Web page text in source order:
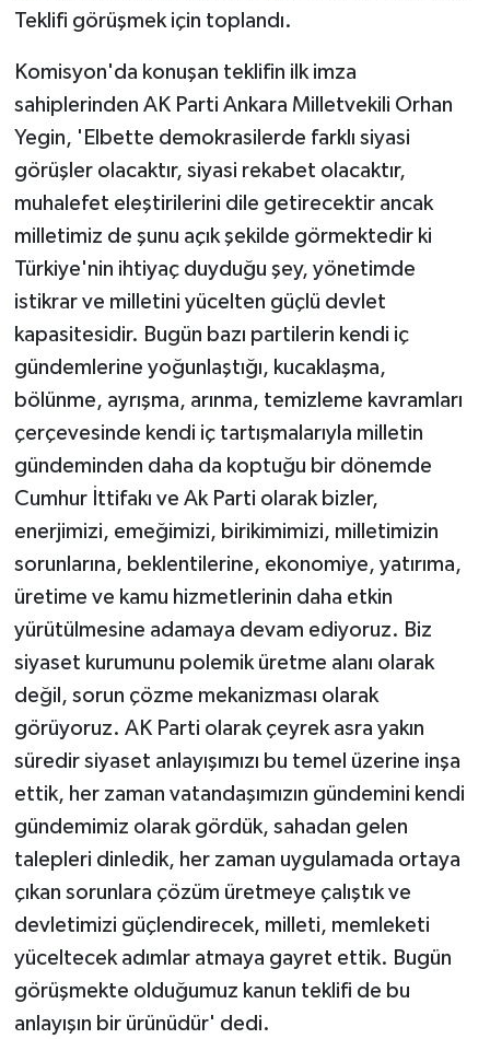
Teklifi görüşmek için toplandı.
Komisyon'da konuşan teklifin ilk imza
sahiplerinden AK Parti Ankara Milletvekili Orhan
Yegin, 'Elbette demokrasilerde farklı siyasi
görüşler olacaktır, siyasi rekabet olacaktır,
muhalefet eleştirilerini dile getirecektir ancak
milletimiz de şunu açık şekilde görmektedir ki
Türkiye'nin ihtiyaç duyduğu şey, yönetimde
istikrar ve milletini yücelten güçlü devlet
kapasitesidir. Bugün bazı partilerin kendi iç
gündemlerine yoğunlaştığı, kucaklaşma,
bölünme, ayrışma, arınma, temizleme kavramları
çerçevesinde kendi iç tartışmalarıyla milletin
gündeminden daha da koptuğu bir dönemde
Cumhur İttifakı ve Ak Parti olarak bizler,
enerjimizi, emeğimizi, birikimimizi, milletimizin
sorunlarına, beklentilerine, ekonomiye, yatırıma,
üretime ve kamu hizmetlerinin daha etkin
yürütülmesine adamaya devam ediyoruz. Biz
siyaset kurumunu polemik üretme alanı olarak
değil, sorun çözme mekanizması olarak
görüyoruz. AK Parti olarak çeyrek asra yakın
süredir siyaset anlayışımızı bu temel üzerine inşa
ettik, her zaman vatandaşımızın gündemini kendi
gündemimiz olarak gördük, sahadan gelen
talepleri dinledik, her zaman uygulamada ortaya
çıkan sorunlara çözüm üretmeye çalıştık ve
devletimizi güçlendirecek, milleti, memleketi
yüceltecek adımlar atmaya gayret ettik. Bugün
görüşmekte olduğumuz kanun teklifi de bu
anlayışın bir ürünüdür' dedi.